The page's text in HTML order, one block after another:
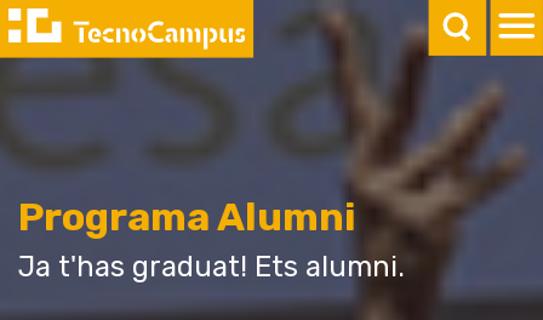
Programa Alumni
Ja t'has graduat! Ets alumni.